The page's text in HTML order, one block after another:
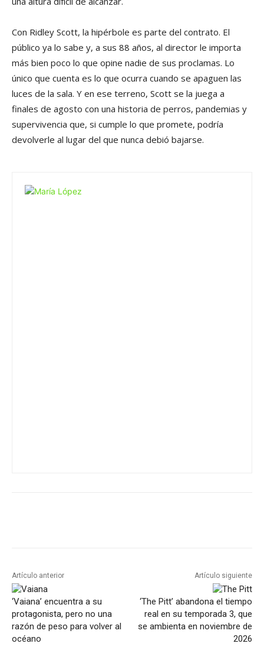
Con Ridley Scott, la hipérbole es parte del contrato. El
público ya lo sabe y, a sus 88 años, al director le importa
más bien poco lo que opine nadie de sus proclamas. Lo
único que cuenta es lo que ocurra cuando se apaguen las
luces de la sala. Y en ese terreno, Scott se la juega a
finales de agosto con una historia de perros, pandemias y
supervivencia que, si cumple lo que promete, podría
devolverle al lugar del que nunca debió bajarse.
Artículo anterior
‘Vaiana’ encuentra a su
protagonista, pero no una
razón de peso para volver al
océano
Artículo siguiente
‘The Pitt’ abandona el tiempo
real en su temporada 3, que
se ambienta en noviembre de
2026